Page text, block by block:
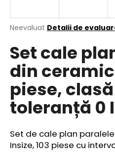
Evaluarea
a
produsului
este
0,0
din
stele.
Neevaluat Detalii de
Set cale
din
piese,
toleranță 0
Set de cale plan
Insize, 103 piese cu
ă
e
c
o
m
a
n
d